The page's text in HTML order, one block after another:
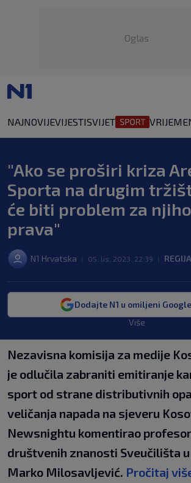
Oglas
NAJNOVIJEVIJESTISVIJET VRIJEME
"Ako se proširi kriza
Sporta na drugim
će biti problem za
prava"
N1 Hrvatska 05. lis. 2023. 22:39 REGIJA
Dodajte N1 u omiljeni
Više
Nezavisna komisija za medije
je odlučila zabraniti emitiranje
sport od strane distributivnih
veličanja napada na sjeveru
Newsnightu komentirao
društvenih znanosti Sveučilišta
Marko Milosavljević. Pročitaj